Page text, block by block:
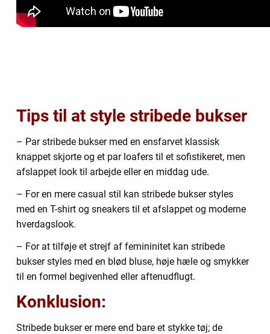
Tips til at style stribede bukser
– Par stribede bukser med en ensfarvet klassisk
knappet skjorte og et par loafers til et sofistikeret, men
afslappet look til arbejde eller en middag ude.
– For en mere casual stil kan stribede bukser styles
med en T-shirt og sneakers til et afslappet og moderne
hverdagslook.
– For at tilføje et strejf af femininitet kan stribede
bukser styles med en blød bluse, høje hæle og smykker
til en formel begivenhed eller aftenudflugt.
Konklusion:
Stribede bukser er mere end bare et stykke tøj; de